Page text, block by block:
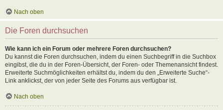
Nach oben
Die Foren durchsuchen
Wie kann ich ein Forum oder mehrere Foren durchsuchen?
Du kannst die Foren durchsuchen, indem du einen Suchbegriff in die Suchbox
eingibst, die du in der Foren-Übersicht, der Foren- oder Themenansicht findest.
Erweiterte Suchmöglichkeiten erhältst du, indem du den „Erweiterte Suche“-
Link anklickst, der von jeder Seite des Forums aus verfügbar ist.
Nach oben